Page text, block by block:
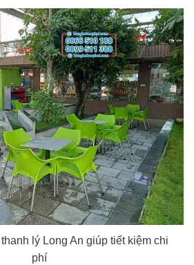
lý Long An giúp tiết kiệm chi
phí